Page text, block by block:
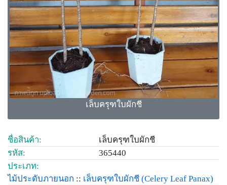
เล็บครุฑใบผักชี
ชื่อสินค้า:
เล็บครุฑใบผักชี
รหัส:
365440
ประเภท:
ไม้ประดับภายนอก :: เล็บครุฑใบผักชี (Celery Leaf Panax)